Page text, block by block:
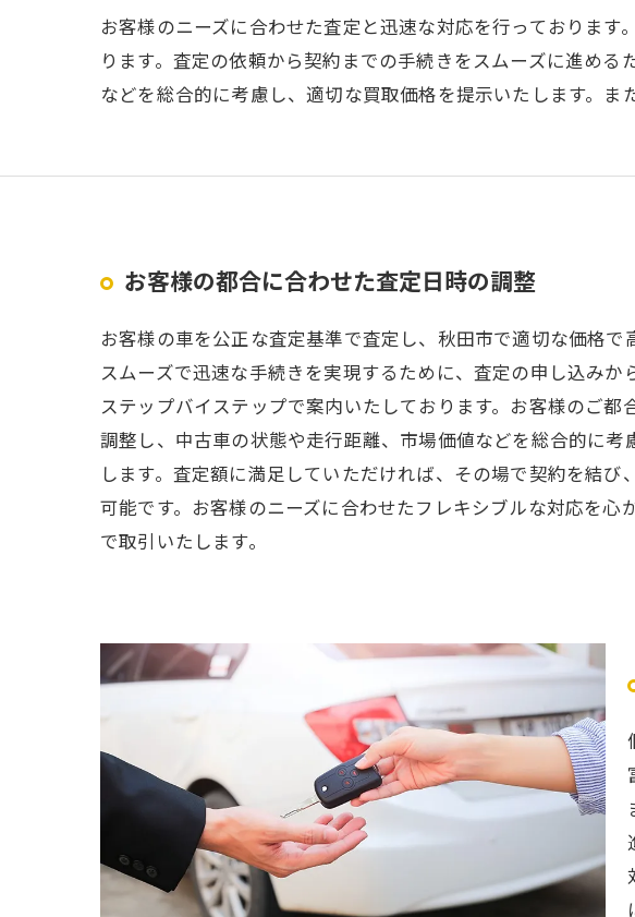
お客様のニーズに合わせた査定と迅速な対応を行っておりま
ります。査定の依頼から契約までの手続きをスムーズに進め
などを総合的に考慮し、適切な買取価格を提示いたします。ま
お客様の都合に合わせた査定日時の調整
お客様の車を公正な査定基準で査定し、秋田市で適切な価格で
スムーズで迅速な手続きを実現するために、査定の申し込みか
ステップバイステップで案内いたしております。お客様のご都
調整し、中古車の状態や走行距離、市場価値などを総合的に考
します。査定額に満足していただければ、その場で契約を結び
可能です。お客様のニーズに合わせたフレキシブルな対応を心
で取引いたします。